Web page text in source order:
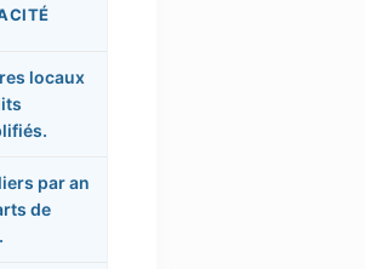
locaux
par an
de